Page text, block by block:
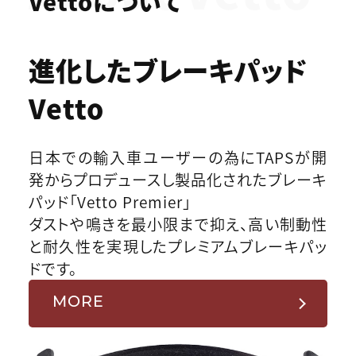
進化したブレーキパッド
Vetto
日本での輸入車ユーザーの為にTAPSが開
発からプロデュースし製品化されたブレーキ
パッド「Vetto Premier」
ダストや鳴きを最小限まで抑え、高い制動性
と耐久性を実現したプレミアムブレーキパッ
ドです。
MORE